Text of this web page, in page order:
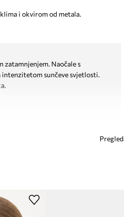
i okvirom od metala.
zatamnjenjem. Naočale s
sunčeve svjetlosti.